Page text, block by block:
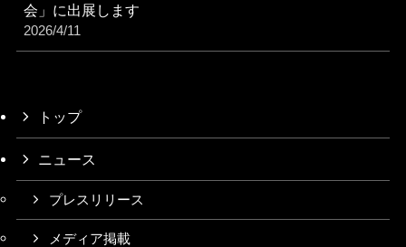
会」に出展します
2026/4/11
トップ
ニュース
プレスリリース
メディア掲載